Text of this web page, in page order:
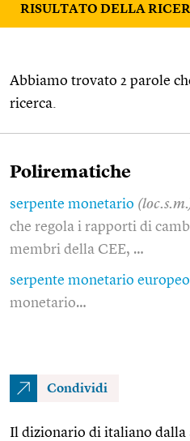
RISULTATO DELLA
Abbiamo trovato 2 parole
ricerca.
Polirematiche
serpente monetario
che regola i rapporti di
membri della CEE, …
serpente monetario europeo
monetario…
Condividi
Il dizionario di italiano dalla